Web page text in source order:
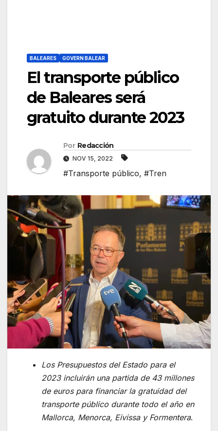
BALEARES GOVERN BALEAR
El transporte público
de Baleares será
gratuito durante 2023
Por Redacción
NOV 15, 2022
#Transporte público, #Tren
Los Presupuestos del Estado para el
2023 incluirán una partida de 43 millones
de euros para financiar la gratuidad del
transporte público durante todo el año en
Mallorca, Menorca, Eivissa y Formentera.